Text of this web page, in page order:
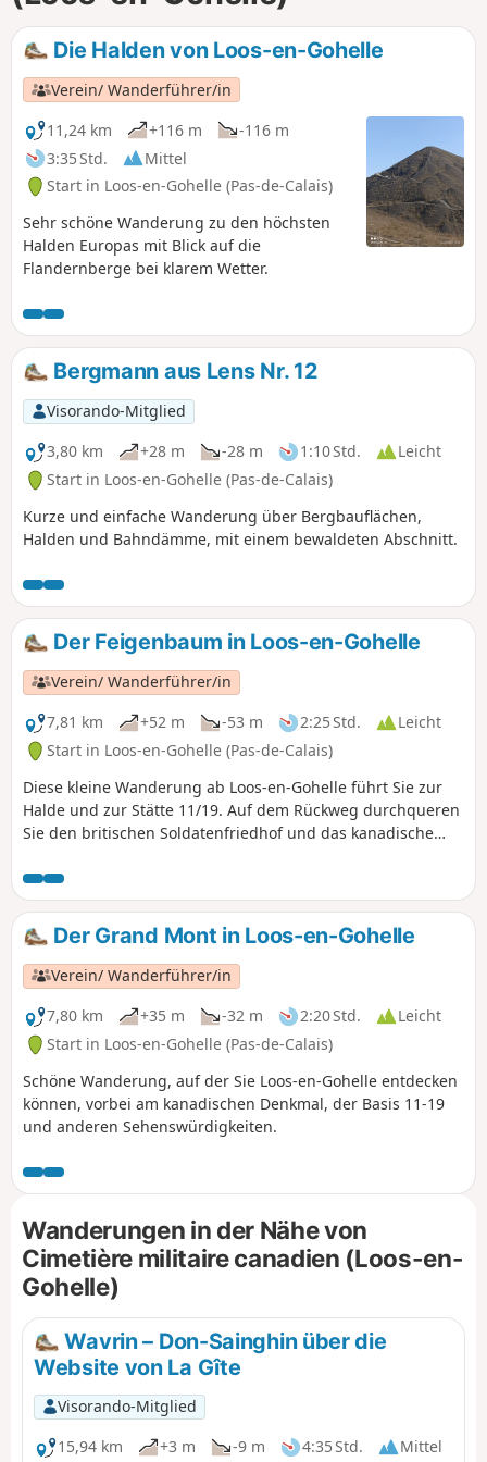
Die Halden von Loos-en-Gohelle
Verein/ Wanderführer/in
11,24 km
+116 m
-116 m
3:35 Std.
Mittel
Start in Loos-en-Gohelle (Pas-de-Calais)
Sehr schöne Wanderung zu den höchsten
Halden Europas mit Blick auf die
Flandernberge bei klarem Wetter.
Bergmann aus Lens Nr. 12
Visorando-Mitglied
3,80 km
+28 m -28 m 1:10 Std.
Leicht
Start in Loos-en-Gohelle (Pas-de-Calais)
Kurze und einfache Wanderung über Bergbauflächen,
Halden und Bahndämme, mit einem bewaldeten Abschnitt.
Der Feigenbaum in Loos-en-Gohelle
Verein/ Wanderführer/in
7,81 km
+52 m -53 m 2:25 Std.
Leicht
Start in Loos-en-Gohelle (Pas-de-Calais)
Diese kleine Wanderung ab Loos-en-Gohelle führt Sie zur
Halde und zur Stätte 11/19. Auf dem Rückweg durchqueren
Sie den britischen Soldatenfriedhof und das kanadische
Der Grand Mont in Loos-en-Gohelle
Verein/ Wanderführer/in
7,80 km
+35 m -32 m 2:20 Std.
Leicht
Start in Loos-en-Gohelle (Pas-de-Calais)
Schöne Wanderung, auf der Sie Loos-en-Gohelle entdecken
können, vorbei am kanadischen Denkmal, der Basis 11-19
und anderen Sehenswürdigkeiten.
Wanderungen in der Nähe von
Cimetière militaire canadien (Loos-en-
Gohelle)
Wavrin – Don-Sainghin über die
Website von La Gîte
Visorando-Mitglied
15,94 km
+3 m -9 m 4:35 Std.
Mittel